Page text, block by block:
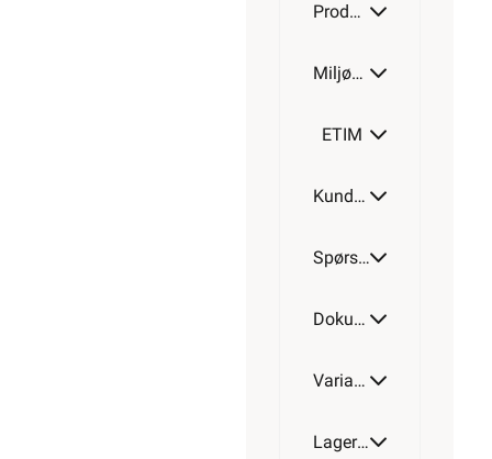
Produktdetaljer
Miljøparametere
ETIM
Kundeomtale
Spørsmål og svar
Dokumentasjon
Varianter av artikkel
Lagerstatus